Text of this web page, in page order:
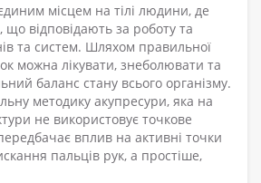
місцем на тілі людини, де
що відповідають за роботу та
та систем. Шляхом правильної
можна лікувати, знеболювати та
баланс стану всього організму.
методику акупресури, яка на
не використовує точкове
вплив на активні точки
пальців рук, а простіше,